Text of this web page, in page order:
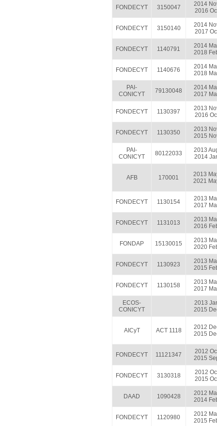
FONDECYT 3150047
2014
2016
FONDECYT 3150140
2014
2017
FONDECYT 1140791
2014
2018
FONDECYT 1140676
2014
2018
PAI-
CONICYT
79130048
2014
2017
FONDECYT 1130397
2013
2016
FONDECYT 1130350
2013
2015
PAI-
CONICYT
80122033
2013
2014
AFB 170001
2013
2021
FONDECYT 1130154
2013
2017
FONDECYT 1131013
2013
2016
FONDAP 15130015
2013
2020
FONDECYT 1130923
2013
2015
FONDECYT 1130158
2013
2017
ECOS-
CONICYT
2013
2015
AICyT ACT 1118
2012
2015
FONDECYT 11121347
2012
2015
FONDECYT 3130318
2012
2015
DAAD 1090428
2012
2014
FONDECYT 1120980
2012
2015